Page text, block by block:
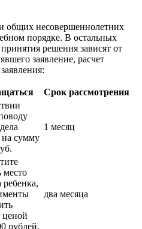
общих несовершеннолетних
порядке. В остальных
решения зависят от
заявление, расчет
Срок рассмотрения
сумму
1 месяц
место
ребенка,
рублей.
два месяца